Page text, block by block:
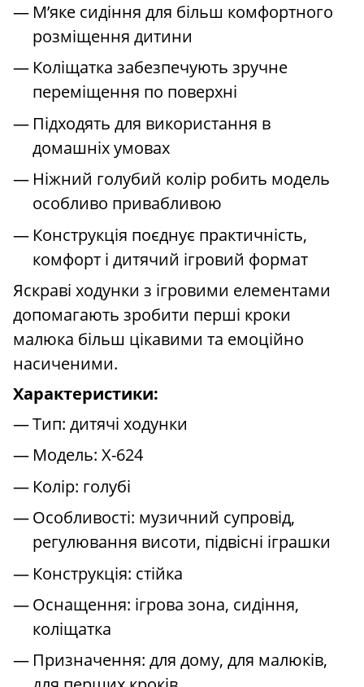
М’яке сидіння для більш комфортного
розміщення дитини
Коліщатка забезпечують зручне
переміщення по поверхні
Підходять для використання в
домашніх умовах
Ніжний голубий колір робить модель
особливо привабливою
Конструкція поєднує практичність,
комфорт і дитячий ігровий формат
Яскраві ходунки з ігровими елементами
допомагають зробити перші кроки
малюка більш цікавими та емоційно
насиченими.
Характеристики:
Тип: дитячі ходунки
Модель: X-624
Колір: голубі
Особливості: музичний супровід,
регулювання висоти, підвісні іграшки
Конструкція: стійка
Оснащення: ігрова зона, сидіння,
коліщатка
Призначення: для дому, для малюків,